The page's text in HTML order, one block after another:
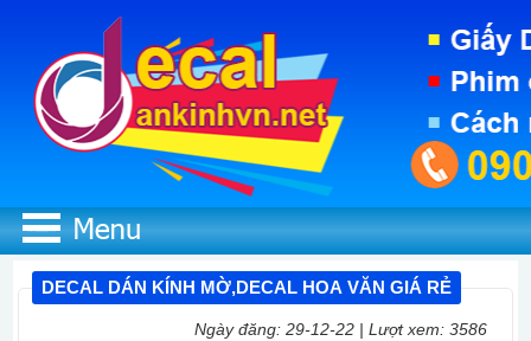
DECAL DÁN KÍNH MỜ,DECAL HOA VĂN GIÁ RẺ
Ngày đăng: 29-12-22 | Lượt xem: 3586